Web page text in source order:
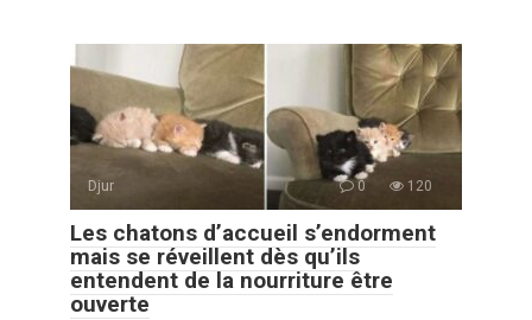
Djur 0 120
Les chatons d’accueil s’endorment
mais se réveillent dès qu’ils
entendent de la nourriture être
ouverte